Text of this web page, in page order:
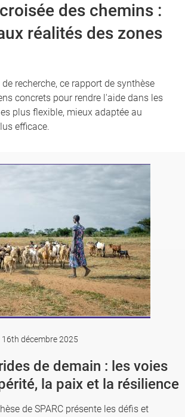
croisée des chemins :
réalités des zones
recherche, ce rapport de synthèse
concrets pour rendre l'aide dans les
plus flexible, mieux adaptée au
efficace.
16th décembre 2025
de demain : les voies
la paix et la résilience
de SPARC présente les défis et